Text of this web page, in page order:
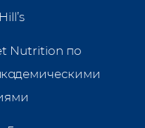
Nutrition по